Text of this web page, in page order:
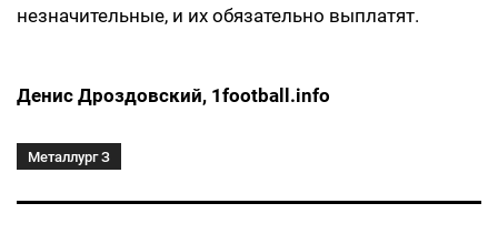
незначительные, и их обязательно выплатят.
Денис Дроздовский, 1football.info
Металлург З